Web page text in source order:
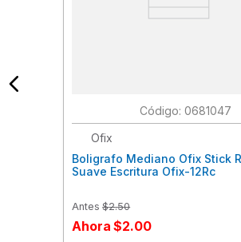
: 0681047
Ofix
Boligrafo Mediano Ofix Stick
Suave Escritura Ofix-12Rc
Antes $2.50
Ahora $2.00